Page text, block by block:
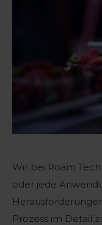
Wir bei Roam
oder jede
Prozess im Detail